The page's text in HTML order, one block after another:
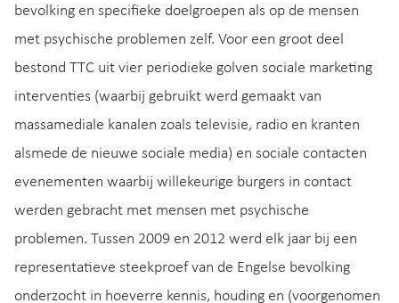
bevolking en specifieke doelgroepen als op de mensen
met psychische problemen zelf. Voor een groot deel
bestond TTC uit vier periodieke golven sociale marketing
interventies (waarbij gebruikt werd gemaakt van
massamediale kanalen zoals televisie, radio en kranten
alsmede de nieuwe sociale media) en sociale contacten
evenementen waarbij willekeurige burgers in contact
werden gebracht met mensen met psychische
problemen. Tussen 2009 en 2012 werd elk jaar bij een
representatieve steekproef van de Engelse bevolking
onderzocht in hoeverre kennis, houding en (voorgenomen